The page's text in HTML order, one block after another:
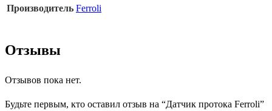
Производитель Ferroli
Отзывы
Отзывов пока нет.
Будьте первым, кто оставил отзыв на “Датчик протока Ferroli”